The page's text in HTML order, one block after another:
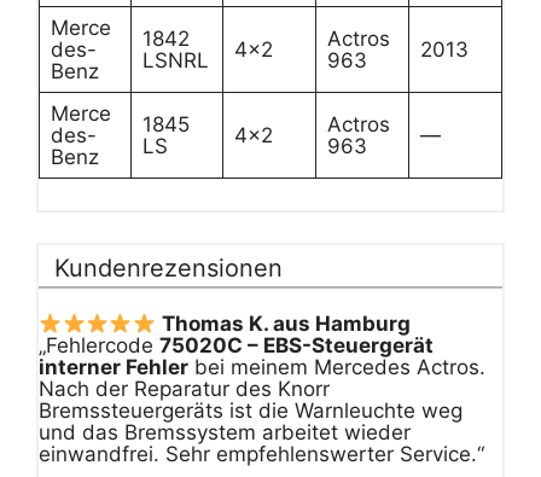
Merce
des-
Benz
1842
LSNRL
4×2
Actros
963
2013
Merce
des-
Benz
1845
LS
4×2
Actros
963
—
Kundenrezensionen
Thomas K. aus Hamburg
„Fehlercode 75020C – EBS-Steuergerät
interner Fehler bei meinem Mercedes Actros.
Nach der Reparatur des Knorr
Bremssteuergeräts ist die Warnleuchte weg
und das Bremssystem arbeitet wieder
einwandfrei. Sehr empfehlenswerter Service.“